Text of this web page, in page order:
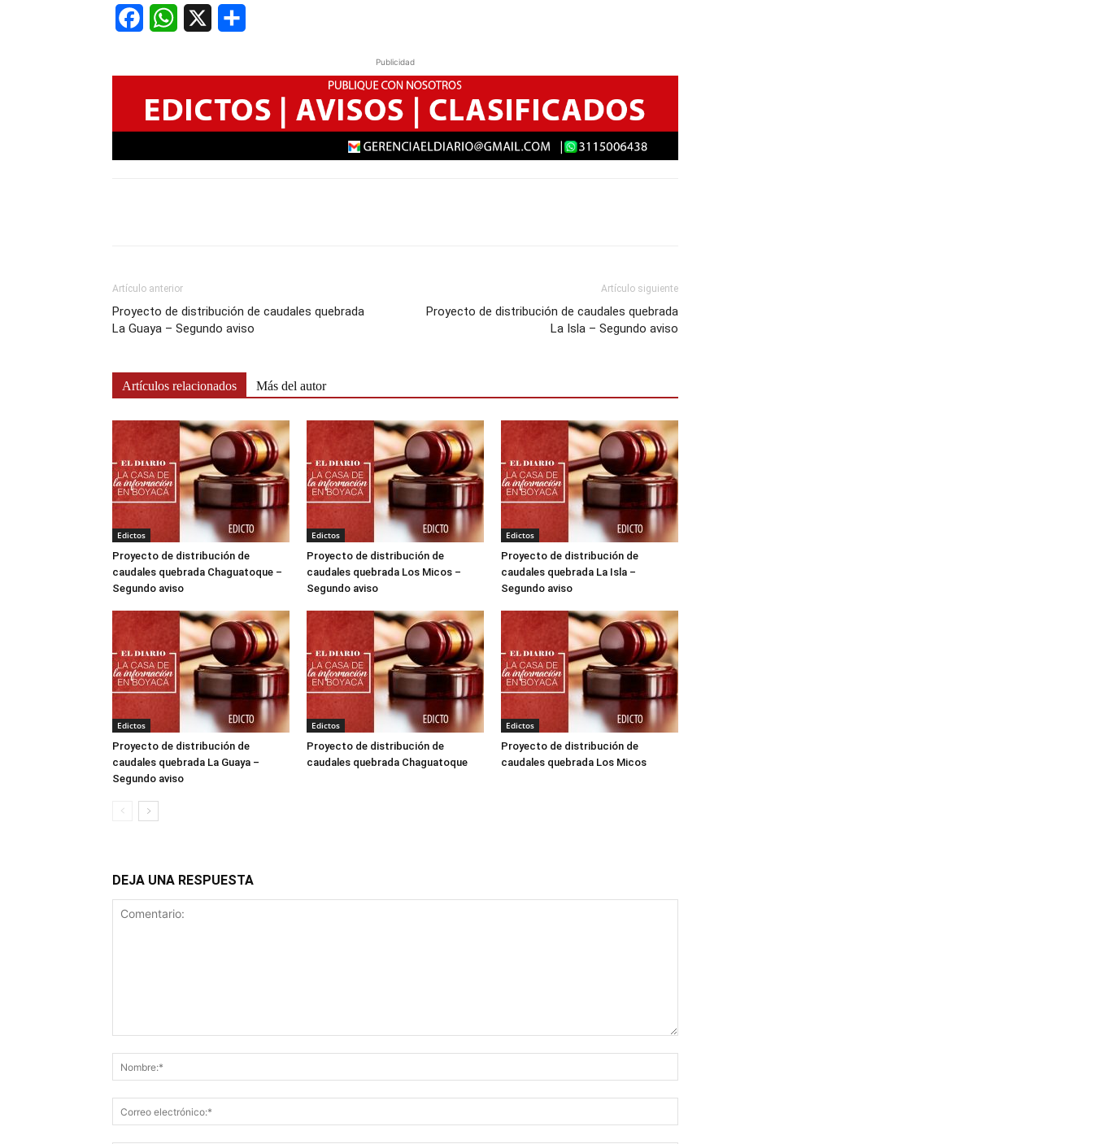
FacebookWhatsApp
Publicidad
Artículo anterior
Proyecto de distribución de caudales quebrada
La Guaya – Segundo aviso
Artículo siguiente
Proyecto de distribución de caudales quebrada
La Isla – Segundo aviso
Artículos relacionados Más del autor
Edictos
Proyecto de distribución de
caudales quebrada Chaguatoque –
Segundo aviso
Edictos
Proyecto de distribución de
caudales quebrada Los Micos –
Segundo aviso
Edictos
Proyecto de distribución de
caudales quebrada La Isla –
Segundo aviso
Edictos
Proyecto de distribución de
caudales quebrada La Guaya –
Segundo aviso
Edictos
Proyecto de distribución de
caudales quebrada Chaguatoque
Edictos
Proyecto de distribución de
caudales quebrada Los Micos
DEJA UNA RESPUESTA